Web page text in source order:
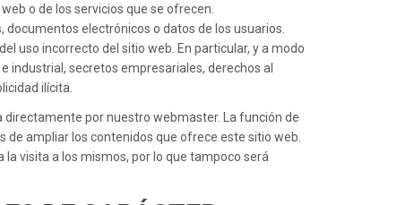
o de los servicios que se ofrecen.
electrónicos o datos de los usuarios.
uso incorrecto del sitio web. En particular, y a modo
industrial, secretos empresariales, derechos al
ilícita.
por nuestro webmaster. La función de
ampliar los contenidos que ofrece este sitio web.
visita a los mismos, por lo que tampoco será